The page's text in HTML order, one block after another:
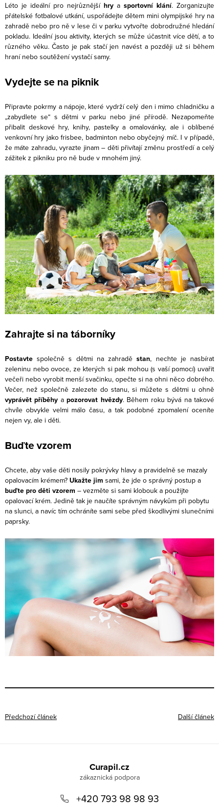
Léto je ideální pro nejrůznější hry a sportovní klání. Zorganizujte
přátelské fotbalové utkání, uspořádejte dětem mini olympijské hry na
zahradě nebo pro ně v lese či v parku vytvořte dobrodružné hledání
pokladu. Ideální jsou aktivity, kterých se může účastnit více dětí, a to
různého věku. Často je pak stačí jen navést a později už si během
hraní nebo soutěžení vystačí samy.
Vydejte se na piknik
Připravte pokrmy a nápoje, které vydrží celý den i mimo chladničku a
„zabydlete se“ s dětmi v parku nebo jiné přírodě. Nezapomeňte
přibalit deskové hry, knihy, pastelky a omalovánky, ale i oblíbené
venkovní hry jako frisbee, badminton nebo obyčejný míč. I v případě,
že máte zahradu, vyrazte jinam – děti přivítají změnu prostředí a celý
zážitek z pikniku pro ně bude v mnohém jiný.
Zahrajte si na táborníky
Postavtespolečně s dětmi na zahraděstan, nechte je nasbírat
zeleninu nebo ovoce, ze kterých si pak mohou (s vaší pomocí) uvařit
večeři nebo vyrobit menší svačinku, opečte si na ohni něco dobrého.
Večer, než společně zalezete do stanu, si můžete s dětmi u ohně
vyprávět příběhy apozorovat hvězdy. Během roku bývá na takové
chvíle obvykle velmi málo času, a tak podobné zpomalení oceníte
nejen vy, ale i děti.
Buďte vzorem
Chcete, aby vaše děti nosily pokrývky hlavy a pravidelně se mazaly
opalovacím krémem? Ukažte jim sami, že jde o správný postup a
buďte pro děti vzorem – vezměte si sami klobouk a použijte
opalovací krém. Jedině tak je naučíte správným návykům při pobytu
na slunci, a navíc tím ochráníte sami sebe před škodlivými slunečními
paprsky.
Předchozí článek Další článek
Curapil.cz
+420 793 98 98 93